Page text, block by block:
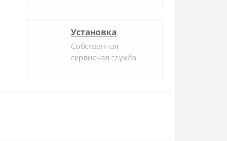
Установка
Собственная
сервисная служба